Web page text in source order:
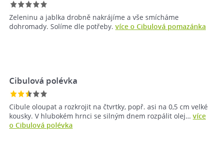
Zeleninu a jablka drobně nakrájíme a vše smícháme
dohromady. Solíme dle potřeby. více o Cibulová pomazánka
Cibulová polévka
Cibule oloupat a rozkrojit na čtvrtky, popř. asi na 0,5 cm velké
kousky. V hlubokém hrnci se silným dnem rozpálit olej… více
o Cibulová polévka